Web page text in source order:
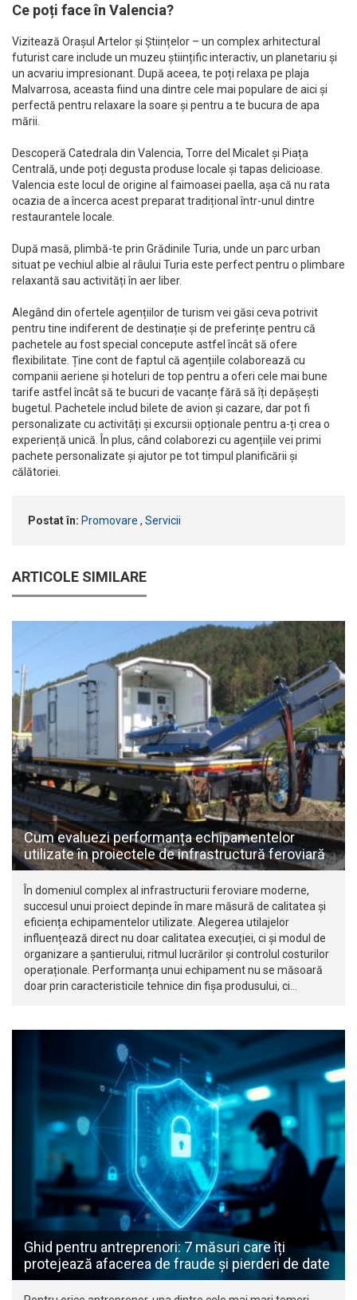
Ce poți face în Valencia?
Vizitează Orașul Artelor și Științelor – un complex arhitectural
futurist care include un muzeu științific interactiv, un planetariu și
un acvariu impresionant. După aceea, te poți relaxa pe plaja
Malvarrosa, aceasta fiind una dintre cele mai populare de aici și
perfectă pentru relaxare la soare și pentru a te bucura de apa
mării.
Descoperă Catedrala din Valencia, Torre del Micalet și Piața
Centrală, unde poți degusta produse locale și tapas delicioase.
Valencia este locul de origine al faimoasei paella, așa că nu rata
ocazia de a încerca acest preparat tradițional într-unul dintre
restaurantele locale.
După masă, plimbă-te prin Grădinile Turia, unde un parc urban
situat pe vechiul albie al râului Turia este perfect pentru o plimbare
relaxantă sau activități în aer liber.
Alegând din ofertele agențiilor de turism vei găsi ceva potrivit
pentru tine indiferent de destinație și de preferințe pentru că
pachetele au fost special concepute astfel încât să ofere
flexibilitate. Ține cont de faptul că agențiile colaborează cu
companii aeriene și hoteluri de top pentru a oferi cele mai bune
tarife astfel încât să te bucuri de vacanțe fără să îți depășești
bugetul. Pachetele includ bilete de avion și cazare, dar pot fi
personalizate cu activități și excursii opționale pentru a-ți crea o
experiență unică. În plus, când colaborezi cu agențiile vei primi
pachete personalizate și ajutor pe tot timpul planificării și
călătoriei.
Postat în: Promovare , Servicii
ARTICOLE SIMILARE
Cum evaluezi performanța echipamentelor
utilizate în proiectele de infrastructură feroviară
În domeniul complex al infrastructurii feroviare moderne,
succesul unui proiect depinde în mare măsură de calitatea și
eficiența echipamentelor utilizate. Alegerea utilajelor
influențează direct nu doar calitatea execuției, ci și modul de
organizare a șantierului, ritmul lucrărilor și controlul costurilor
operaționale. Performanța unui echipament nu se măsoară
doar prin caracteristicile tehnice din fișa produsului, ci…
Ghid pentru antreprenori: 7 măsuri care îți
protejează afacerea de fraude și pierderi de date